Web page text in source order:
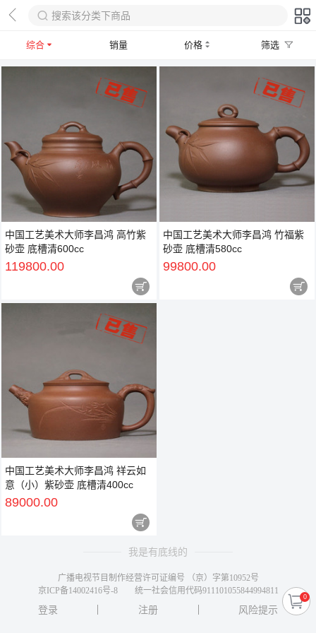
综合 销量 价格 筛选
中国工艺美术大师李昌鸿 高竹紫
砂壶 底槽清600cc
119800.00

中国工艺美术大师李昌鸿 竹福紫
砂壶 底槽清580cc
99800.00

中国工艺美术大师李昌鸿 祥云如
意（小）紫砂壶 底槽清400cc
89000.00

我是有底线的
广播电视节目制作经营许可证编号 （京）字第10952号
京ICP备14002416号-8统一社会信用代码911101055844994811
登录 注册 风险提示
0